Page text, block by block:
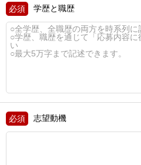
学歴と職歴
志望動機